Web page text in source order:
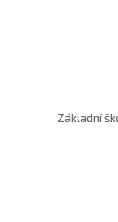
Základní